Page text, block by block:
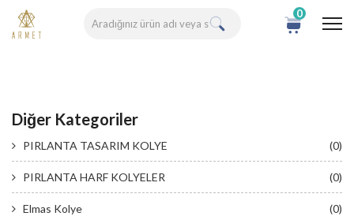
0
Diğer Kategoriler
PIRLANTA TASARIM KOLYE (0)
PIRLANTA HARF KOLYELER (0)
Elmas Kolye (0)